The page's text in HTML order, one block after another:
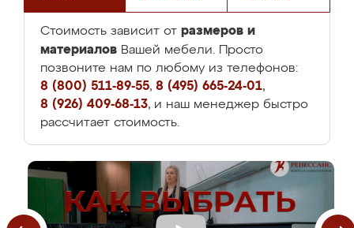
Стоимость зависит от размеров и
материалов Вашей мебели. Просто
позвоните нам по любому из телефонов:
8 (800) 511-89-55, 8 (495) 665-24-01,
8 (926) 409-68-13, и наш менеджер быстро
рассчитает стоимость.